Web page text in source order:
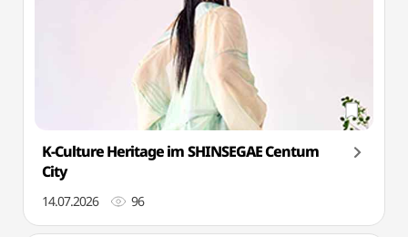
K-Culture Heritage im SHINSEGAE Centum
City
14.07.2026 96